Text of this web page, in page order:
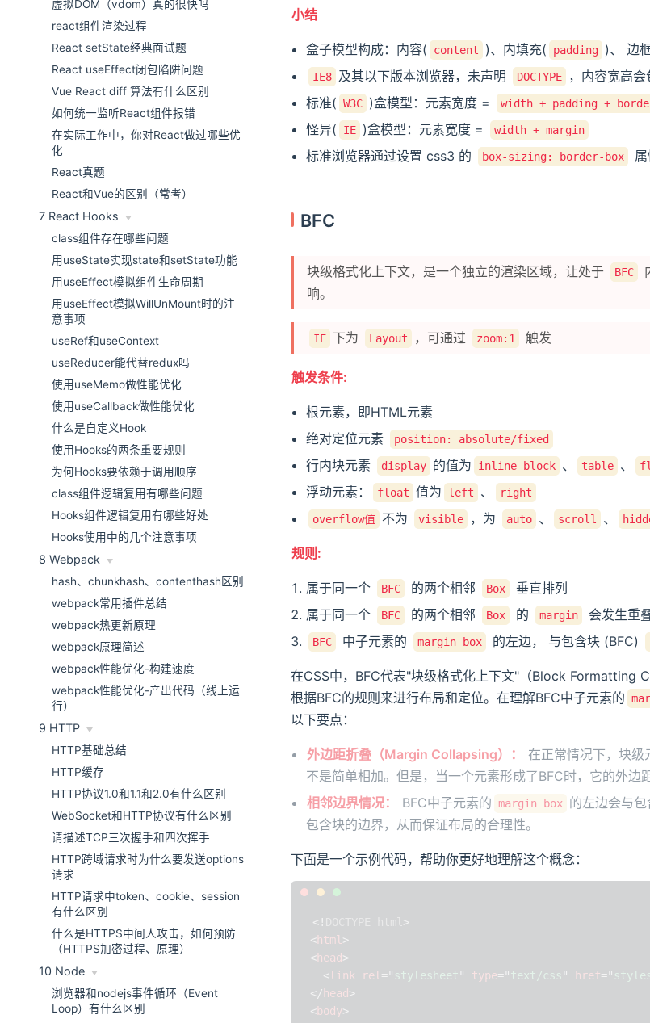
虚拟DOM（vdom）真的很快吗
react组件渲染过程
React setState经典面试题
React useEffect闭包陷阱问题
Vue React diff 算法有什么区别
如何统一监听React组件报错
在实际工作中，你对React做过哪些优
化
React真题
React和Vue的区别（常考）
7 React Hooks
class组件存在哪些问题
用useState实现state和setState功能
用useEffect模拟组件生命周期
用useEffect模拟WillUnMount时的注
意事项
useRef和useContext
useReducer能代替redux吗
使用useMemo做性能优化
使用useCallback做性能优化
什么是自定义Hook
使用Hooks的两条重要规则
为何Hooks要依赖于调用顺序
class组件逻辑复用有哪些问题
Hooks组件逻辑复用有哪些好处
Hooks使用中的几个注意事项
8 Webpack
hash、chunkhash、contenthash区别
webpack常用插件总结
webpack热更新原理
webpack原理简述
webpack性能优化-构建速度
webpack性能优化-产出代码（线上运
行）
9 HTTP
HTTP基础总结
HTTP缓存
HTTP协议1.0和1.1和2.0有什么区别
WebSocket和HTTP协议有什么区别
请描述TCP三次握手和四次挥手
HTTP跨域请求时为什么要发送options
请求
HTTP请求中token、cookie、session
有什么区别
什么是HTTPS中间人攻击，如何预防
（HTTPS加密过程、原理）
10 Node
浏览器和nodejs事件循环（Event
Loop）有什么区别
小结
盒子模型构成：内容( content )、内填充( padding )、 边
IE8 及其以下版本浏览器，未声明 DOCTYPE ，内容宽高
标准( W3C )盒模型：元素宽度 = width + padding +
怪异( IE )盒模型：元素宽度 = width + margin
标准浏览器通过设置 css3 的 box-sizing: border-box
BFC
块级格式化上下文，是一个独立的渲染区域，让处于 BFC
响。
IE 下为 Layout ，可通过 zoom:1 触发
触发条件:
根元素，即HTML元素
绝对定位元素
position: absolute/fixed
行内块元素 display 的值为 inline-block 、 table 、
浮动元素： float 值为 left 、 right
overflow值 不为 visible ，为 auto 、 scroll 、
规则:
属于同一个 BFC 的两个相邻 Box
垂直排列
属于同一个
BFC 的两个相邻 Box 的 margin 会发生重
BFC 中子元素的 margin box 的左边， 与包含块 (BFC)
在CSS中，BFC代表"块级格式化上下文"（Block Formatting
根据BFC的规则来进行布局和定位。在理解BFC中子元素的
以下要点：
外边距折叠（Margin Collapsing）：
在正常情况下，块级
不是简单相加。但是，当一个元素形成了BFC时，它的外边
相邻边界情况：
BFC中子元素的 margin box 的左边会与包
包含块的边界，从而保证布局的合理性。
下面是一个示例代码，帮助你更好地理解这个概念：
<!
>
< html >
< head >
<link rel = " stylesheet " type= "text/css " href= "
</ head >
< body>